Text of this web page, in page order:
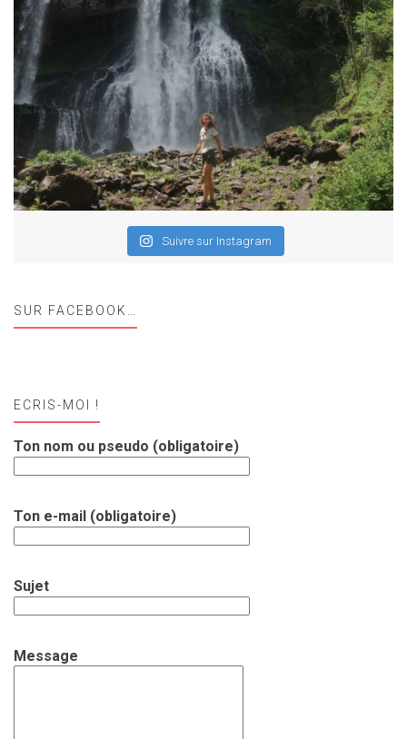
Suivre sur Instagram
SUR FACEBOOK…
ECRIS-MOI !
Ton nom ou pseudo (obligatoire)
Ton e-mail (obligatoire)
Sujet
Message